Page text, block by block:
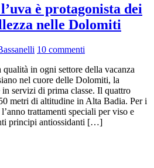
è protagonista dei
nelle Dolomiti
10 commenti
in ogni settore della vacanza
nel cuore delle Dolomiti, la
servizi di prima classe. Il quattro
metri di altitudine in Alta Badia. Per i
trattamenti speciali per viso e
principi antiossidanti […]